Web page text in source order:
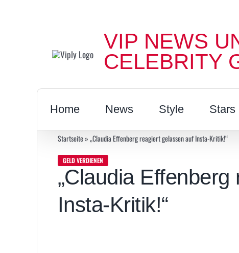
VIP NEWS
CELEBRITY
Home News Style Stars
Startseite»„Claudia Effenberg reagiert gelassen auf Insta-Kritik!“
GELD VERDIENEN
„Claudia
Insta-Kritik!“